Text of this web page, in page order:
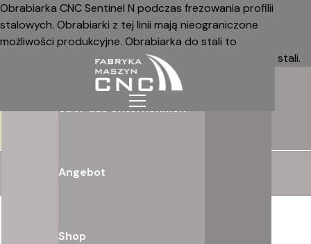
Obrabiarka CNC Sentinel N podczas frezowania profilii
stalowych. Obrabiarki z tej linii mają nieograniczone
możliwości produkcyjne. Obrabiarka do stali to
wielofunkcyjna Maszyna do różnych materiałów w tym stali.
Über das Unternehmen
Angebot
Shop